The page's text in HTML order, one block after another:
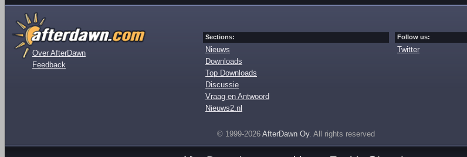
Over AfterDawn
Feedback
Sections:
Nieuws
Downloads
Top Downloads
Discussie
Vraag en Antwoord
Nieuws2.nl
Follow us:
Twitter
© 1999-2026 AfterDawn Oy. All rights reserved